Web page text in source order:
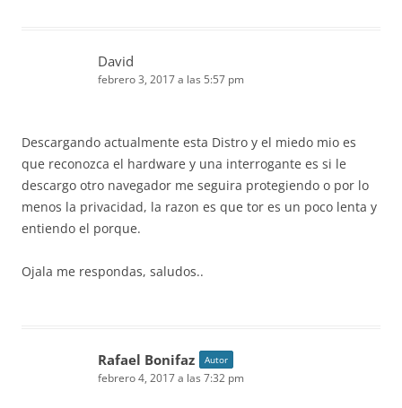
David
febrero 3, 2017 a las 5:57 pm
Descargando actualmente esta Distro y el miedo mio es
que reconozca el hardware y una interrogante es si le
descargo otro navegador me seguira protegiendo o por lo
menos la privacidad, la razon es que tor es un poco lenta y
entiendo el porque.
Ojala me respondas, saludos..
Rafael Bonifaz Autor
febrero 4, 2017 a las 7:32 pm